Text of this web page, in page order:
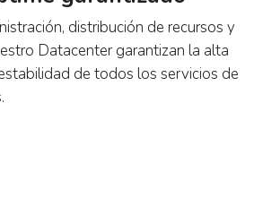
garantizado
distribución de recursos
Datacenter garantizan la
y estabilidad de todos los